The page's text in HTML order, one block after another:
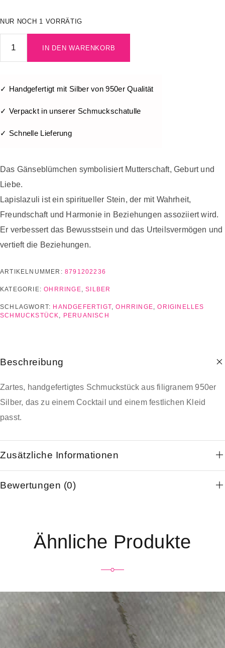
NUR NOCH 1 VORRÄTIG
IN DEN WARENKORB
✓ Handgefertigt mit Silber von 950er Qualität
✓ Verpackt in unserer Schmuckschatulle
✓ Schnelle Lieferung
Das Gänseblümchen symbolisiert Mutterschaft, Geburt und
Liebe.
Lapislazuli ist ein spiritueller Stein, der mit Wahrheit,
Freundschaft und Harmonie in Beziehungen assoziiert wird.
Er verbessert das Bewusstsein und das Urteilsvermögen und
vertieft die Beziehungen.
ARTIKELNUMMER: 8791202236
KATEGORIE:OHRRINGE,SILBER
SCHLAGWORT: HANDGEFERTIGT,OHRRINGE,ORIGINELLES
SCHMUCKSTÜCK, PERUANISCH
Beschreibung
Zartes, handgefertigtes Schmuckstück aus filigranem 950er
Silber, das zu einem Cocktail und einem festlichen Kleid
passt.
Zusätzliche Informationen
Bewertungen (0)
Ähnliche Produkte